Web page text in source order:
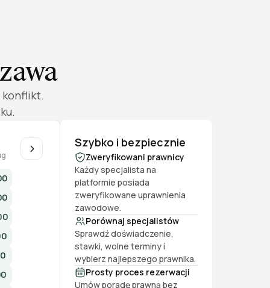
konflikt.
Szybko i bezpiecznie
Zweryfikowani prawnicy
Każdy specjalista na
platformie posiada
zweryfikowane uprawnienia
zawodowe.
Porównaj specjalistów
Sprawdź doświadczenie,
stawki, wolne terminy i
wybierz najlepszego prawnika.
Prosty proces rezerwacji
Umów poradę prawną bez